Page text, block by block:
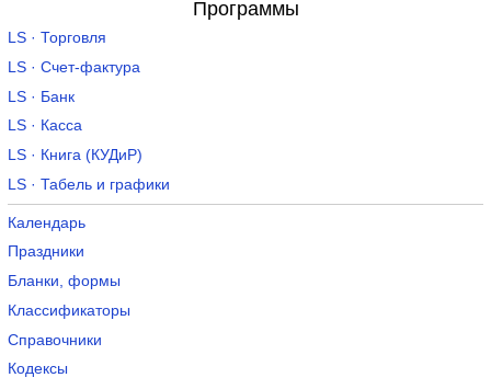
Программы
LS · Торговля
LS · Счет-фактура
LS · Банк
LS · Касса
LS · Книга (КУДиР)
LS · Табель и графики
Календарь
Праздники
Бланки, формы
Классификаторы
Справочники
Кодексы